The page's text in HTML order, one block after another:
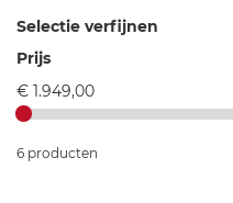
Selectie verfijnen
Prijs
€ 1.949,00
6 producten